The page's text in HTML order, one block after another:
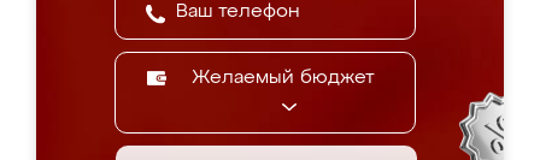
Желаемый бюджет